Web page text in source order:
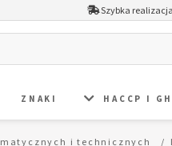
Szybka
ZNAKI HACCP I
i technicznych